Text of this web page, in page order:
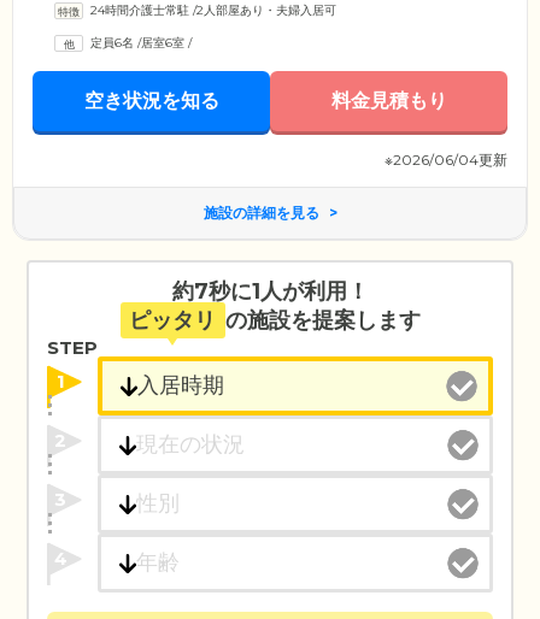
24時間介護士常駐 /2人部屋あり・夫婦入居可
定員6名 /居室6室 /
空き状況を知る 料金見積もり
※2026/06/04更新
施設の詳細を見る
約7秒に1人が利用！
ピッタリ の施設を提案します
STEP
1
2
3
4